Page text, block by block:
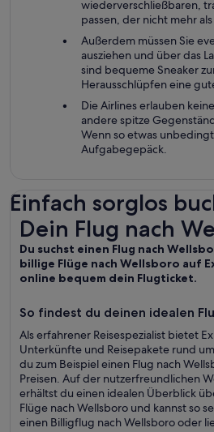
wiederverschließbaren,
passen, der nicht mehr
Außerdem müssen Sie
ausziehen und über das
sind bequeme Sneaker
Herausschlüpfen eine
Die Airlines erlauben
andere spitze
Wenn so etwas
Aufgabegepäck.
Einfach sorglos
Dein Flug nach
Du suchst einen Flug nach
billige Flüge nach Wellsboro auf
online bequem dein Flugticket.
So findest du deinen idealen
Als erfahrener Reisespezialist bietet
Unterkünfte und Reisepakete rund
du zum Beispiel einen Flug nach
Preisen. Auf der nutzerfreundlichen
erhältst du einen idealen Überblick
Flüge nach Wellsboro und kannst so
einen Billigflug nach Wellsboro oder
Dein Flug nach Wellsboro